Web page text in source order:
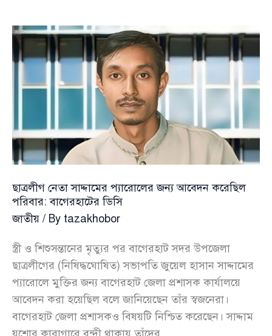
শীষের
প্রার্থীর
রশিদ
ভোট
দাবীটি
মিথ্যা
ছাত্রলীগ নেতা সাদ্দামের প্যারোলের জন্য আবেদন করেছিল
পরিবার: বাগেরহাটের ডিসি
জাতীয় / By tazakhobor
স্ত্রী ও শিশুসন্তানের মৃত্যুর পর বাগেরহাট সদর উপজেলা
ছাত্রলীগের (নিষিদ্ধঘোষিত) সভাপতি জুয়েল হাসান সাদ্দামের
প্যারোলে মুক্তির জন্য বাগেরহাট জেলা প্রশাসক কার্যালয়ে
আবেদন করা হয়েছিল বলে জানিয়েছেন তাঁর স্বজনেরা।
বাগেরহাট জেলা প্রশাসকও বিষয়টি নিশ্চিত করেছেন। সাদ্দাম